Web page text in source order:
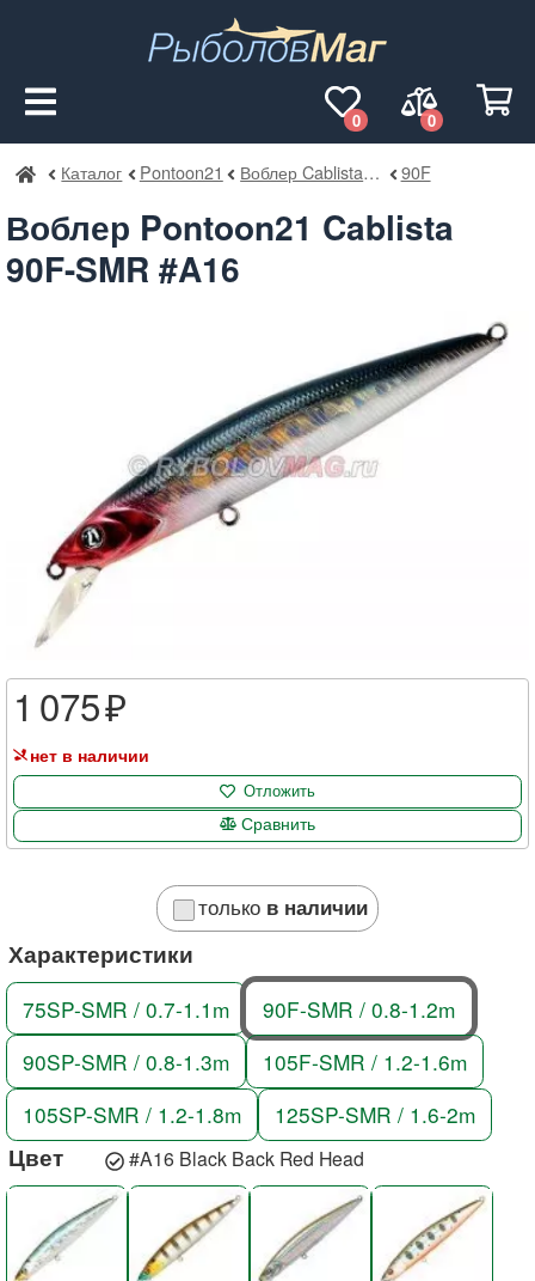
0
0
РыболовМаг
Каталог Pontoon21 Воблер Cablista SMR 90F
Воблер Pontoon21 Cablista
90F-SMR #A16
только в наличии
Характеристики
75SP-SMR / 0.7-1.1m
90F-SMR / 0.8-1.2m
90SP-SMR / 0.8-1.3m
105F-SMR / 1.2-1.6m
105SP-SMR / 1.2-1.8m
125SP-SMR / 1.6-2m
Цвет #A16 Black Back Red Head
1 075
нет в наличии
Отложить
Сравнить